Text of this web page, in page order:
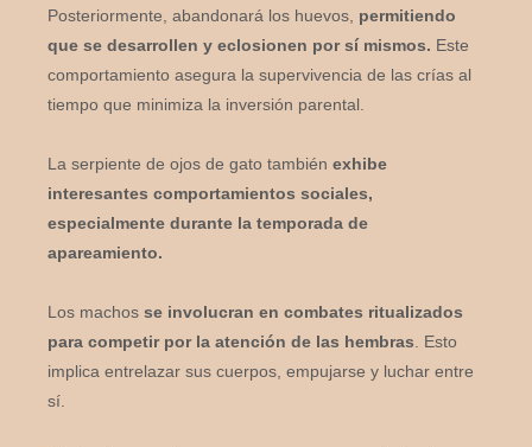
Posteriormente, abandonará los huevos, permitiendo
que se desarrollen y eclosionen por sí mismos. Este
comportamiento asegura la supervivencia de las crías al
tiempo que minimiza la inversión parental.
La serpiente de ojos de gato también exhibe
interesantes comportamientos sociales,
especialmente durante la temporada de
apareamiento.
Los machos se involucran en combates ritualizados
para competir por la atención de las hembras . Esto
implica entrelazar sus cuerpos, empujarse y luchar entre
sí.